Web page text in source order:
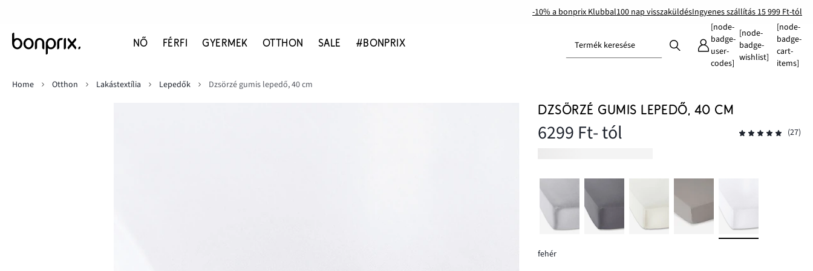
-10% a bonprix Klubbal100 nap visszaküldésIngyenes szállítás 15 999 Ft-tól
NŐ FÉRFI GYERMEK OTTHON SALE #BONPRIX Termék keresése
[node-
badge-
user-
codes]
[node-
badge-
wishlist]
[node-
badge-
cart-
items]
Home
Otthon Lakástextília Lepedők Dzsörzé gumis lepedő, 40 cm
DZSÖRZÉ GUMIS LEPEDŐ, 40 CM
6299 Ft- tól (27)
fehér